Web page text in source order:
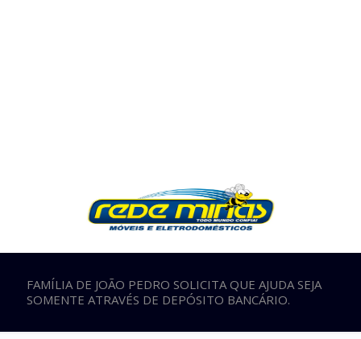
FAMÍLIA DE JOÃO PEDRO SOLICITA QUE AJUDA SEJA
SOMENTE ATRAVÉS DE DEPÓSITO BANCÁRIO.